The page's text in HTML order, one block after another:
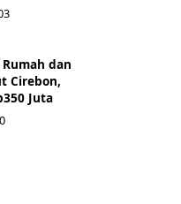
dan
Cirebon,
Juta